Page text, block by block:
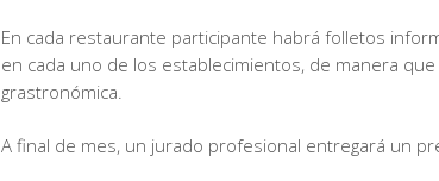
En cada restaurante participante habrá folletos
en cada uno de los establecimientos, de manera
grastronómica.
A final de mes, un jurado profesional entregará un